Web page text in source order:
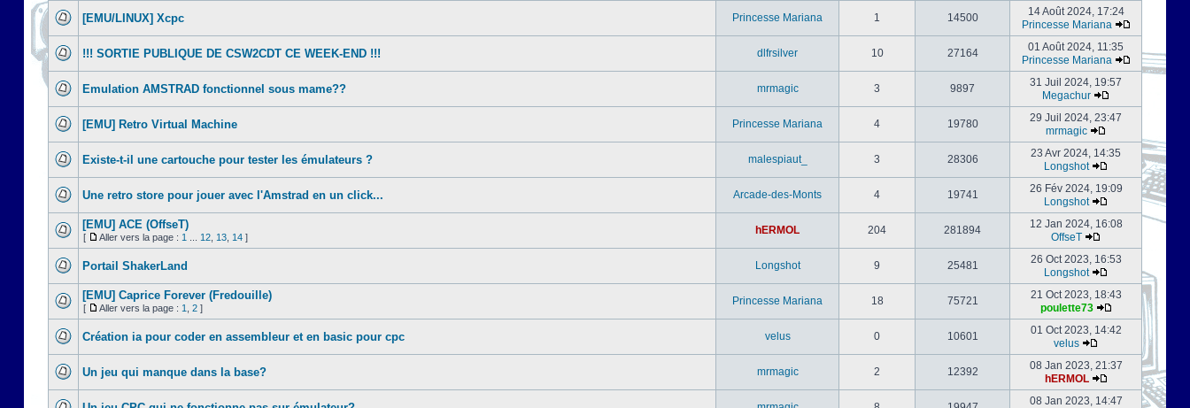
[EMU/LINUX] Xcpc Princesse Mariana 1 14500
14 Août 2024, 17:24
Princesse Mariana
!!! SORTIE PUBLIQUE DE CSW2CDT CE WEEK-END !!! dlfrsilver 10 27164
01 Août 2024, 11:35
Princesse Mariana
Emulation AMSTRAD fonctionnel sous mame?? mrmagic 3 9897
31 Juil 2024, 19:57
Megachur
[EMU] Retro Virtual Machine Princesse Mariana 4 19780
29 Juil 2024, 23:47
mrmagic
Existe-t-il une cartouche pour tester les émulateurs ? malespiaut_ 3 28306
23 Avr 2024, 14:35
Longshot
Une retro store pour jouer avec l'Amstrad en un click... Arcade-des-Monts 4 19741
26 Fév 2024, 19:09
Longshot
[EMU] ACE (OffseT)
[ Aller vers la page : 1 12 13 14 ]
hERMOL 204 281894
12 Jan 2024, 16:08
OffseT
Portail ShakerLand Longshot 9 25481
26 Oct 2023, 16:53
Longshot
[EMU] Caprice Forever (Fredouille)
[ Aller vers la page : 1 2 ]
Princesse Mariana 18 75721
21 Oct 2023, 18:43
poulette73
Création ia pour coder en assembleur et en basic pour cpc velus 0 10601
01 Oct 2023, 14:42
velus
Un jeu qui manque dans la base? mrmagic 2 12392
08 Jan 2023, 21:37
hERMOL
08 Jan 2023, 14:47